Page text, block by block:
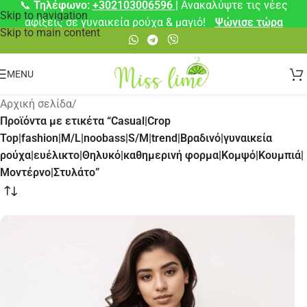
Skip to navigation
Skip to main content
📞 Τηλέφωνο: +302103006596 | Ανακαλύψτε τις νέες
αφίξεις σε γυναικεία ρούχα & μαγιό!
Ψώνισε τώρα
MENU
Αρχική σελίδα/
Προϊόντα με ετικέτα “Casual|Crop
Top|fashion|M/L|noobass|S/M|trend|Βραδινό|γυναικεία
ρούχα|ευέλικτο|Θηλυκό|καθημερινή φορμα|Κομψό|Κουμπιά|
Μοντέρνο|Στυλάτο”